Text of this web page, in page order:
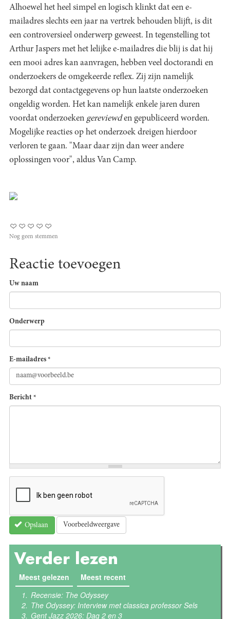
Alhoewel het heel simpel en logisch klinkt dat een e-
mailadres slechts een jaar na vertrek behouden blijft, is dit
een controversieel onderwerp geweest. In tegenstelling tot
Arthur Jaspers met het lelijke e-mailadres die blij is dat hij
een mooi adres kan aanvragen, hebben veel doctorandi en
onderzoekers de omgekeerde reflex. Zij zijn namelijk
bezorgd dat contactgegevens op hun laatste onderzoeken
ongeldig worden. Het kan namelijk enkele jaren duren
voordat onderzoeken gereviewden gepubliceerd worden.
Mogelijke reacties op het onderzoek dreigen hierdoor
verloren te gaan. "Maar daar zijn dan weer andere
oplossingen voor", aldus Van Camp.
Nog geen stemmen
Reactie toevoegen
Uw naam
Onderwerp
E-mailadres *
Bericht *
Opslaan Voorbeeldweergave
Verder lezen
Meest gelezen (actieve tabblad)
Meest recent
Recensie: The Odyssey
The Odyssey: Interview met classica professor Sels
Gent Jazz 2026: Dag 2 en 3